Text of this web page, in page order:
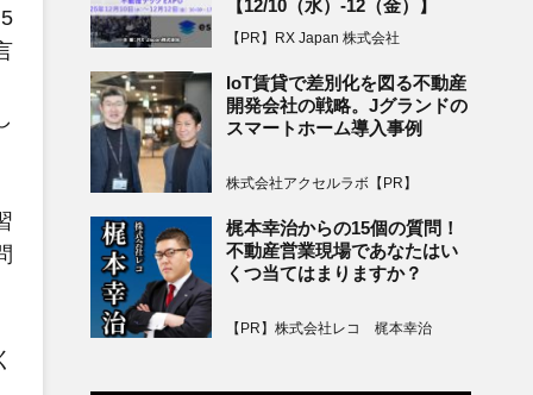
【12/10（水）-12（金）】
【PR】RX Japan 株式会社
IoT賃貸で差別化を図る不動産
開発会社の戦略。Jグランドの
スマートホーム導入事例
株式会社アクセルラボ【PR】
梶本幸治からの15個の質問！
不動産営業現場であなたはい
くつ当てはまりますか？
【PR】株式会社レコ 梶本幸治